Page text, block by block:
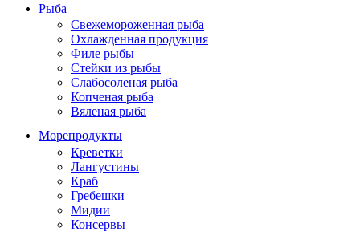
Рыба
Свежемороженная рыба
Охлажденная продукция
Филе рыбы
Стейки из рыбы
Слабосоленая рыба
Копченая рыба
Вяленая рыба
Морепродукты
Креветки
Лангустины
Краб
Гребешки
Мидии
Консервы